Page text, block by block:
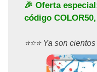
🎉 Oferta
código COLOR50
⭐️⭐️⭐️ Ya son